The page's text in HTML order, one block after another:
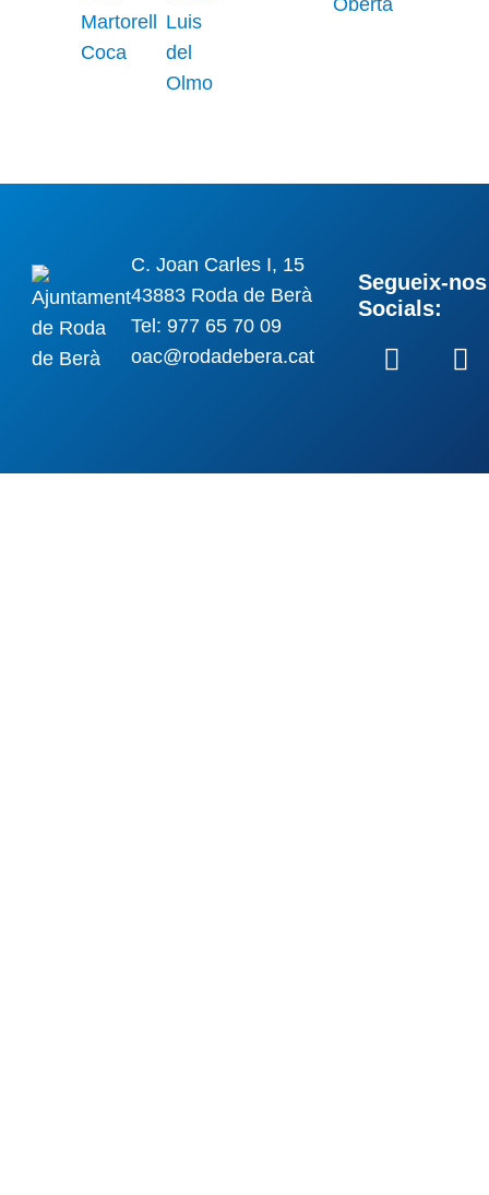
C. Joan Carles I, 15
43883 Roda de Berà
Tel: 977 65 70 09
oac@rodadebera.cat
Segueix-
Socials: